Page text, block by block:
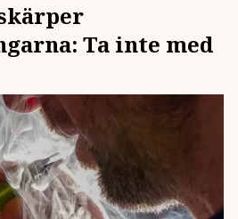
Ta inte med